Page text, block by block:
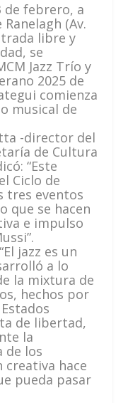
de febrero, a
(Av.
libre y
se
Jazz Trío y
2025 de
comienza
musical de
-director del
de Cultura
“Este
Ciclo de
tres eventos
que se hacen
e impulso
jazz es un
a lo
la mixtura de
hechos por
de libertad,
la
de los
creativa hace
pueda pasar